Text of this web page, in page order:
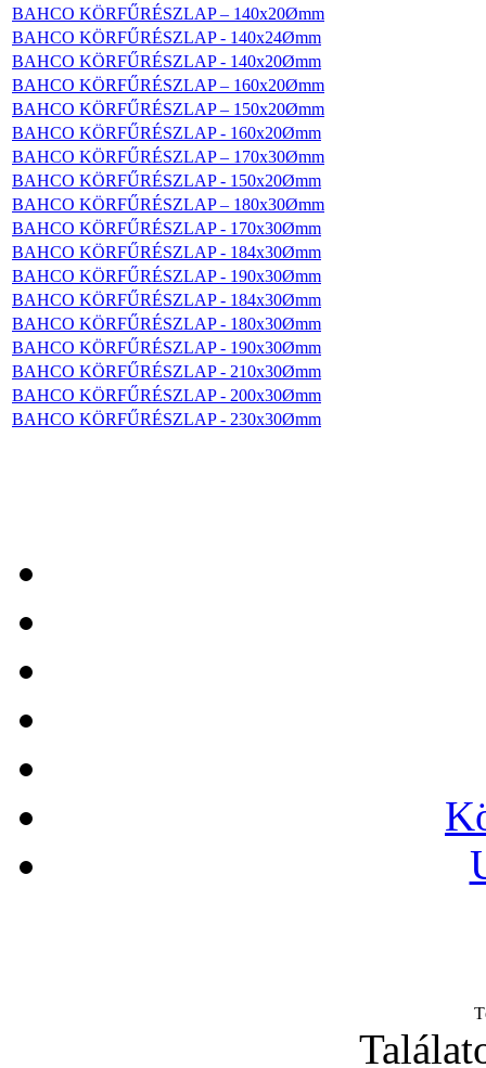
BAHCO KÖRFŰRÉSZLAP – 140x20Ømm
BAHCO KÖRFŰRÉSZLAP - 140x24Ømm
BAHCO KÖRFŰRÉSZLAP - 140x20Ømm
BAHCO KÖRFŰRÉSZLAP – 160x20Ømm
BAHCO KÖRFŰRÉSZLAP – 150x20Ømm
BAHCO KÖRFŰRÉSZLAP - 160x20Ømm
BAHCO KÖRFŰRÉSZLAP – 170x30Ømm
BAHCO KÖRFŰRÉSZLAP - 150x20Ømm
BAHCO KÖRFŰRÉSZLAP – 180x30Ømm
BAHCO KÖRFŰRÉSZLAP - 170x30Ømm
BAHCO KÖRFŰRÉSZLAP - 184x30Ømm
BAHCO KÖRFŰRÉSZLAP - 190x30Ømm
BAHCO KÖRFŰRÉSZLAP - 184x30Ømm
BAHCO KÖRFŰRÉSZLAP - 180x30Ømm
BAHCO KÖRFŰRÉSZLAP - 190x30Ømm
BAHCO KÖRFŰRÉSZLAP - 210x30Ømm
BAHCO KÖRFŰRÉSZLAP - 200x30Ømm
BAHCO KÖRFŰRÉSZLAP - 230x30Ømm
38 részes szigetelt
készlet
Bitek műanyag
dobozban PH2
(30db/doboz)
BAHCO
Nyomatékkalibráló 10
– 200Nm
Bitkészlet, 17-részes
villáskulcs készlet, 5-
részes